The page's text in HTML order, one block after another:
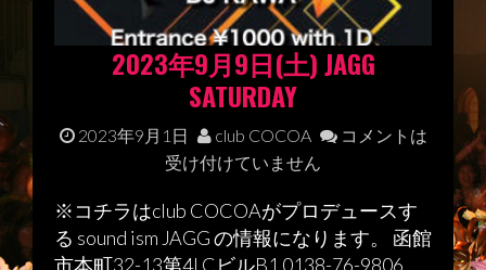
2023年9月9日(土) JAGG
SATURDAY
2023年9月1日 club COCOA
コメントは
受け付けていません
※コチラはclub COCOAがプロデュースす
る sound ism JAGG の情報になります。 函館
市本町32-13第4LCビルB1 0138-76-9806